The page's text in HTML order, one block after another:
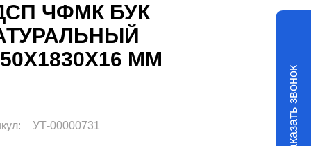
ЧФМК БУК
ММ
УТ-00000731 Заказать звонок